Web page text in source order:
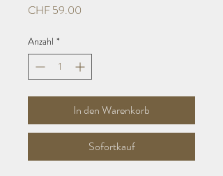
CHF 59.00
Anzahl *
In den Warenkorb
Sofortkauf